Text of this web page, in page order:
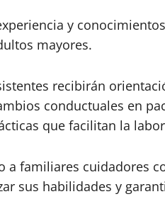
y
mayores.
recibirán
conductuales en
que facilitan la
a familiares cuidadores
sus habilidades y